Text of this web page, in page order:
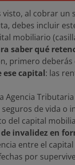
visto, al cobrar un
debes incluir
mobiliario
saber qué
primero deberás
capital: las
Agencia
de vida o
del capital
invalidez en
entre el
por